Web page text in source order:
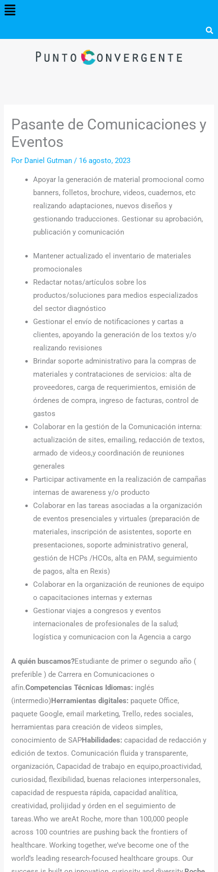
Menú
Pasante de Comunicaciones y
Eventos
Por Daniel Gutman/ 16 agosto, 2023
Apoyar la generación de material promocional como
banners, folletos, brochure, videos, cuadernos, etc
realizando adaptaciones, nuevos diseños y
gestionando traducciones. Gestionar su aprobación,
publicación y comunicación
Mantener actualizado el inventario de materiales
promocionales
Redactar notas/artículos sobre los
productos/soluciones para medios especializados
del sector diagnóstico
Gestionar el envío de notificaciones y cartas a
clientes, apoyando la generación de los textos y/o
realizando revisiones
Brindar soporte administrativo para la compras de
materiales y contrataciones de servicios: alta de
proveedores, carga de requerimientos, emisión de
órdenes de compra, ingreso de facturas, control de
gastos
Colaborar en la gestión de la Comunicación interna:
actualización de sites, emailing, redacción de textos,
armado de videos,y coordinación de reuniones
generales
Participar activamente en la realización de campañas
internas de awareness y/o producto
Colaborar en las tareas asociadas a la organización
de eventos presenciales y virtuales (preparación de
materiales, inscripción de asistentes, soporte en
presentaciones, soporte administrativo general,
gestión de HCPs /HCOs, alta en PAM, seguimiento
de pagos, alta en Rexis)
Colaborar en la organización de reuniones de equipo
o capacitaciones internas y externas
Gestionar viajes a congresos y eventos
internacionales de profesionales de la salud;
logística y comunicacion con la Agencia a cargo
A quién buscamos?Estudiante de primer o segundo año (
preferible ) de Carrera en Comunicaciones o
afín.Competencias Técnicas Idiomas: inglés
(intermedio)Herramientas digitales: paquete Office,
paquete Google, email marketing, Trello, redes sociales,
herramientas para creación de videos simples,
conocimiento de SAPHabilidades:capacidad de redacción y
edición de textos. Comunicación fluida y transparente,
organización, Capacidad de trabajo en equipo,proactividad,
curiosidad, flexibilidad, buenas relaciones interpersonales,
capacidad de respuesta rápida, capacidad analítica,
creatividad, prolijidad y órden en el seguimiento de
tareas.Who we areAt Roche, more than 100,000 people
across 100 countries are pushing back the frontiers of
healthcare. Working together, we’ve become one of the
world’s leading research-focused healthcare groups. Our